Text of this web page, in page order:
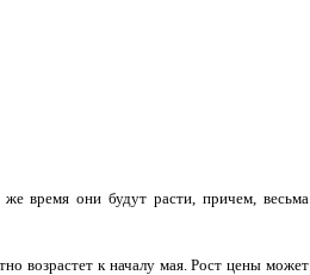
время они будут расти, причем, весьма
возрастет к началу мая. Рост цены может